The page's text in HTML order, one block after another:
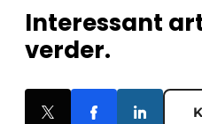
Interessant
verder.